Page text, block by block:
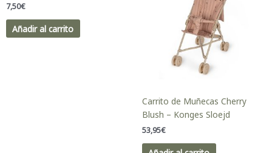
7,50€
Añadir al carrito
Carrito de Muñecas Cherry
Blush – Konges Sloejd
53,95€